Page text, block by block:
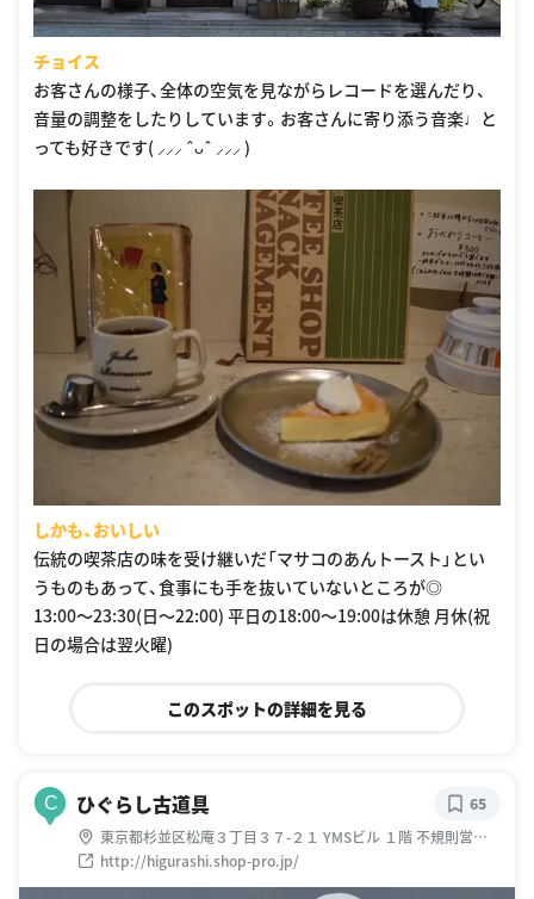
チョイス
お客さんの様子、全体の空気を見ながらレコードを選んだり、
音量の調整をしたりしています。お客さんに寄り添う音楽♩と
っても好きです( ⸝⸝⸝ ˆᴗˆ ⸝⸝⸝ )
しかも、おいしい
伝統の喫茶店の味を受け継いだ「マサコのあんトースト」とい
うものもあって、食事にも手を抜いていないところが◎
13:00〜23:30(日〜22:00) 平日の18:00〜19:00は休憩 月休(祝
日の場合は翌火曜)
このスポットの詳細を見る
C ひぐらし古道具
東京都杉並区松庵３丁目３７-２１ YMSビル １階 不規則営業
あり
http://higurashi.shop-pro.jp/
65